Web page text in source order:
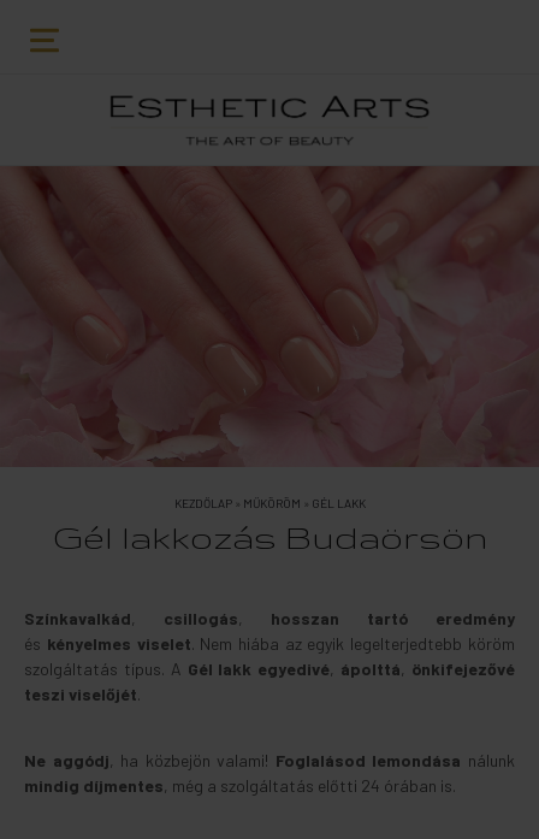
KEZDŐLAP» MŰKÖRÖM » GÉL LAKK
Gél lakkozás Budaörsön
Színkavalkád csillogás
hosszan tartó eredmény
és kényelmes viselet. Nem hiába az egyik legelterjedtebb köröm
szolgáltatás típus. A Gél lakk egyedivé ápolttá
önkifejezővé
teszi viselőjét.
Ne aggódj , ha közbejön valami! Foglalásod lemondása nálunk
mindig díjmentes , még a szolgáltatás előtti 24 órában is.